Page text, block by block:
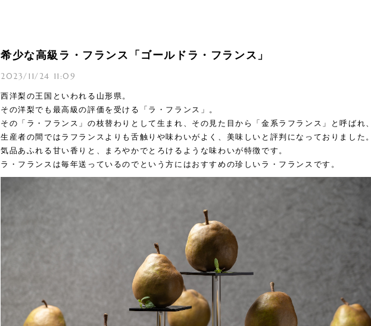
希少な高級ラ・フランス「ゴールドラ・フランス」
2023/11/24 11:09
西洋梨の王国といわれる山形県。
その洋梨でも最高級の評価を受ける「ラ・フランス」。
その「ラ・フランス」の枝替わりとして生まれ、その見た目から「金系ラフランス」と呼ばれ、
生産者の間ではラフランスよりも舌触りや味わいがよく、美味しいと評判になっておりました。
気品あふれる甘い香りと、まろやかでとろけるような味わいが特徴です。
ラ・フランスは毎年送っているのでという方にはおすすめの珍しいラ・フランスです。